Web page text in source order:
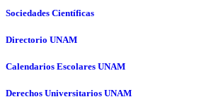
Sociedades Científicas
Directorio UNAM
Calendarios Escolares UNAM
Derechos Universitarios UNAM